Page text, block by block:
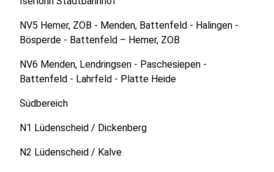
NV5 Hemer, ZOB - Menden, Battenfeld - Halingen -
Bösperde - Battenfeld – Hemer, ZOB
NV6 Menden, Lendringsen - Paschesiepen -
Battenfeld - Lahrfeld - Platte Heide
Südbereich
N1 Lüdenscheid / Dickenberg
N2 Lüdenscheid / Kalve